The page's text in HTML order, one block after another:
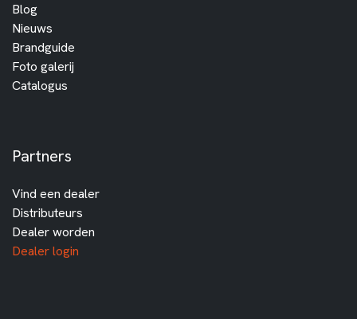
Blog
Nieuws
Brandguide
Foto galerij
Catalogus
Partners
Vind een dealer
Distributeurs
Dealer worden
Dealer login